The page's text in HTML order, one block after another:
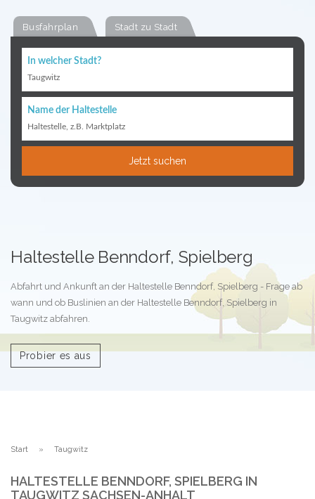
Busfahrplan Stadt zu Stadt
In welcher Stadt?
Taugwitz
Name der Haltestelle
Haltestelle, z.B. Marktplatz
Jetzt suchen
Haltestelle Benndorf, Spielberg
Abfahrt und Ankunft an der Haltestelle Benndorf, Spielberg - Frage ab
wann und ob Buslinien an der Haltestelle Benndorf, Spielberg in
Taugwitz abfahren.
Probier es aus
Start Taugwitz
HALTESTELLE BENNDORF, SPIELBERG IN
TAUGWITZ SACHSEN-ANHALT